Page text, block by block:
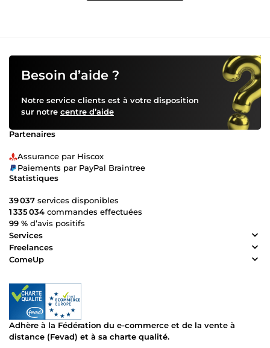
Besoin d’aide ?
Notre service clients est à votre disposition
sur notre centre d’aide
Partenaires
Assurance par Hiscox
Paiements par PayPal Braintree
Statistiques
39 037 services disponibles
1 335 034 commandes effectuées
99 % d’avis positifs
Services
Freelances
ComeUp
Adhère à la Fédération du e-commerce et de la vente à
distance (Fevad) et à sa charte qualité.